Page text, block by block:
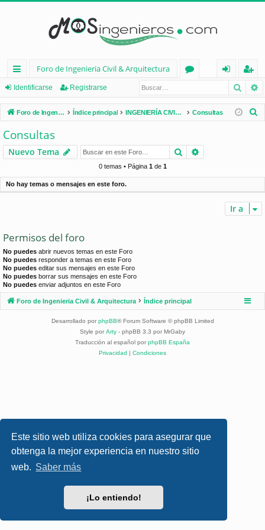
Este sitio web utiliza cookies para asegurar que
obtenga la mejor experiencia en nuestro sitio
web. Saber más
¡Lo entiendo!
nl
ac
es
rá
pi
d
Foro de Ingenieria Civil & Arquitectura
os
nt
ifi
e
eg
ist
ra
Identificarse Registrarse
Foro de Ingenieria Civil & Arquitectura Índice principal INGENIERÍA CIVIL (España) Consultas
r
Consultas
Nuevo Tema Buscar
0 temas • Página 1de 1
No hay temas o mensajes en este foro.
Ir a
Permisos del foro
No puedes abrir nuevos temas en este Foro
No puedes responder a temas en este Foro
No puedes editar sus mensajes en este Foro
No puedes borrar sus mensajes en este Foro
No puedes enviar adjuntos en este Foro
Foro de Ingenieria Civil & Arquitectura Índice principal
Desarrollado por phpBB® Forum Software © phpBB Limited
Style por Arty - phpBB 3.3 por MrGaby
Traducción al español por phpBB España
Privacidad | Condiciones